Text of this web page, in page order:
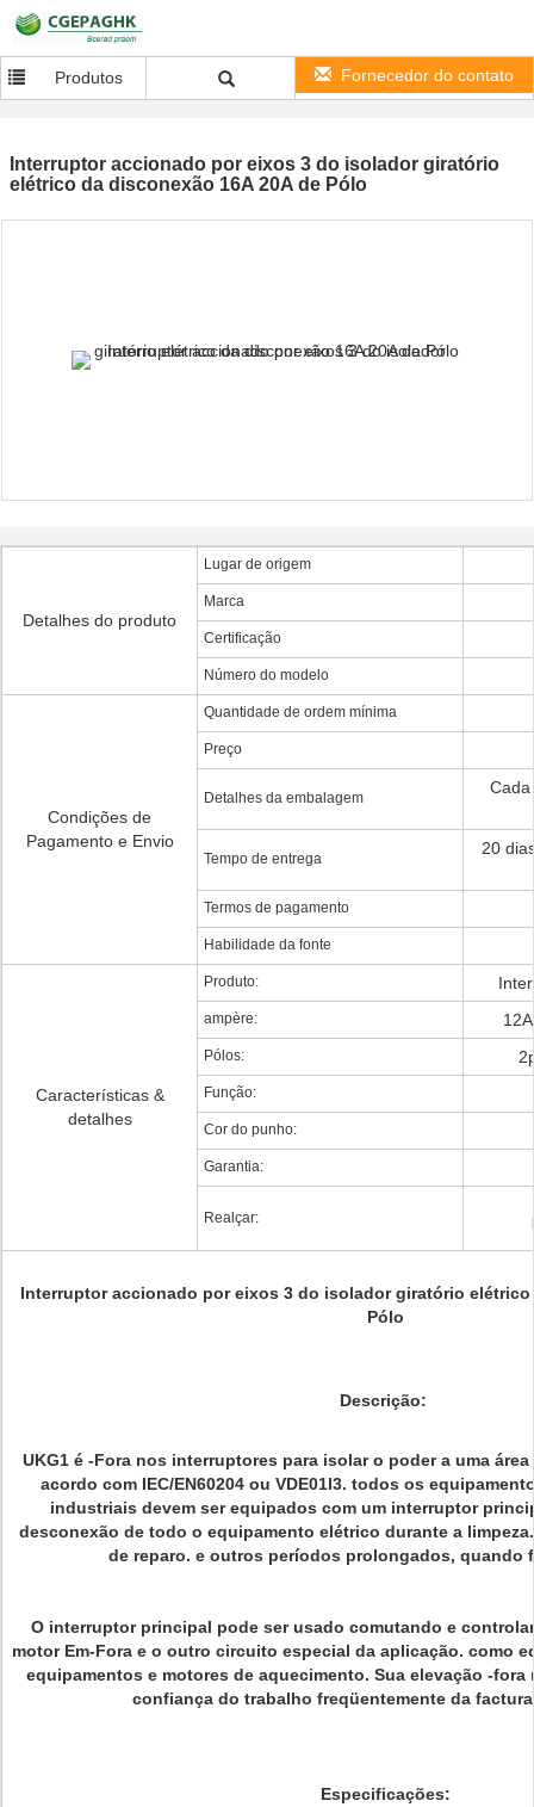
Produtos Fornecedor do contato
Interruptor accionado por eixos 3 do isolador giratório
elétrico da disconexão 16A 20A de Pólo
Detalhes do produto
Lugar de origem
Marca
Certificação
Número do modelo
Condições de
Pagamento e Envio
Quantidade de ordem mínima
Preço
Detalhes da embalagem
Tempo de entrega
20
Termos de pagamento
Habilidade da fonte
Características &
detalhes
Produto:
ampère:
Pólos:
Função:
Cor do punho:
Garantia:
Realçar:
Interruptor accionado por eixos 3 do isolador giratório elétrico
Pólo
Descrição:
UKG1 é -Fora nos interruptores para isolar o poder a uma
acordo com IEC/EN60204 ou VDE01l3. todos os
industriais devem ser equipados com um interruptor
desconexão de todo o equipamento elétrico durante a
de reparo. e outros períodos prolongados, quando
O interruptor principal pode ser usado comutando e
motor Em-Fora e o outro circuito especial da aplicação. como
equipamentos e motores de aquecimento. Sua elevação -fora
confiança do trabalho freqüentemente da
Especificações: